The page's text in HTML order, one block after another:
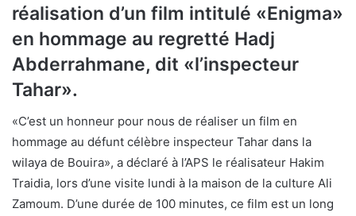
réalisation d’un film intitulé «Enigma»
en hommage au regretté Hadj
Abderrahmane, dit «l’inspecteur
Tahar».
«C’est un honneur pour nous de réaliser un film en
hommage au défunt célèbre inspecteur Tahar dans la
wilaya de Bouira», a déclaré à l’APS le réalisateur Hakim
Traidia, lors d’une visite lundi à la maison de la culture Ali
Zamoum. D’une durée de 100 minutes, ce film est un long